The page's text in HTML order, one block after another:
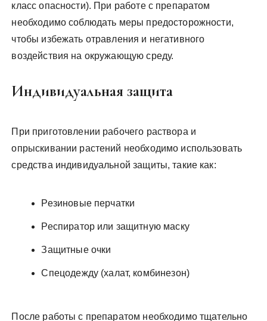
класс опасности). При работе с препаратом
необходимо соблюдать меры предосторожности,
чтобы избежать отравления и негативного
воздействия на окружающую среду.
Индивидуальная защита
При приготовлении рабочего раствора и
опрыскивании растений необходимо использовать
средства индивидуальной защиты, такие как:
Резиновые перчатки
Респиратор или защитную маску
Защитные очки
Спецодежду (халат, комбинезон)
После работы с препаратом необходимо тщательно